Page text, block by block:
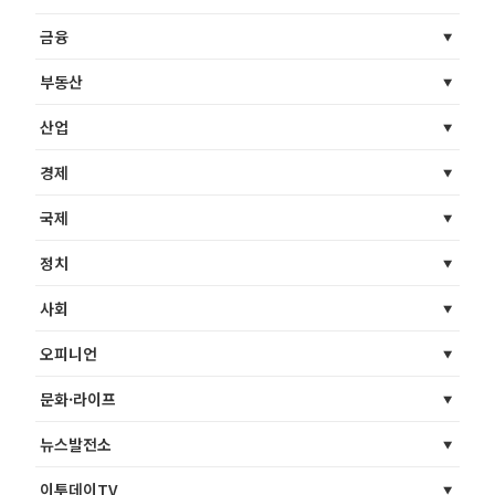
금융
부동산
산업
경제
국제
정치
사회
오피니언
문화·라이프
뉴스발전소
이투데이TV